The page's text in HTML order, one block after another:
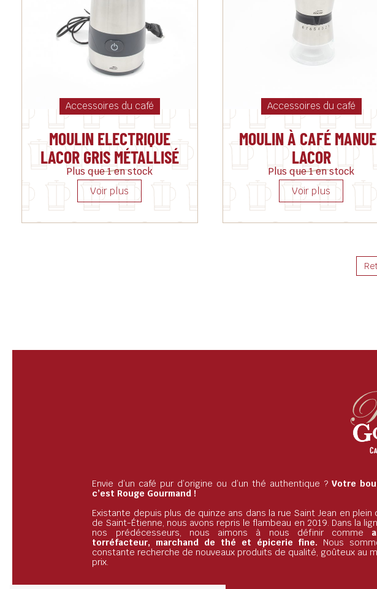
Accessoires du café
MOULIN ELECTRIQUE
LACOR GRIS MÉTALLISÉ
Plus que 1 en stock
Accessoires du café
MOULIN À CAFÉ
LACOR
Plus que 1 en stock
Envie d’un café pur d’origine ou d’un thé authentique ?Votre
c’est Rouge Gourmand !
Existante depuis plus de quinze ans dans la rue Saint Jean en plein
de Saint-Étienne, nous avons repris le flambeau en 2019. Dans la
nos prédécesseurs, nous aimons à nous définir comme
torréfacteur, marchand de thé et épicerie fine. Nous
constante recherche de nouveaux produits de qualité, goûteux au
prix.